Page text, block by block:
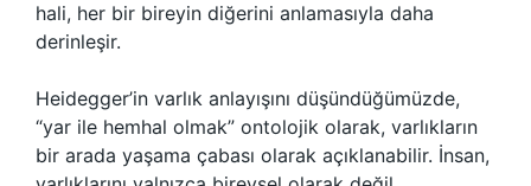
hali, her bir bireyin diğerini anlamasıyla daha
derinleşir.
Heidegger’in varlık anlayışını düşündüğümüzde,
“yar ile hemhal olmak” ontolojik olarak, varlıkların
bir arada yaşama çabası olarak açıklanabilir. İnsan,